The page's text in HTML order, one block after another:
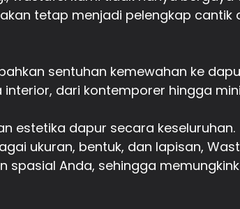
tetap menjadi pelengkap
sentuhan kemewahan ke
dari kontemporer hingga
estetika dapur secara keseluruhan.
ukuran, bentuk, dan lapisan,
spasial Anda, sehingga